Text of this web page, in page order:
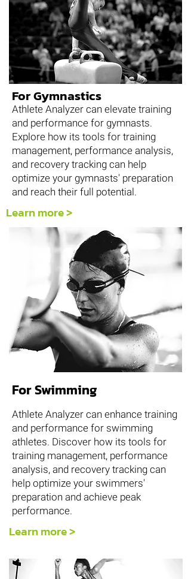
For Gymnastics
Athlete Analyzer can elevate training
and performance for gymnasts.
Explore how its tools for training
management, performance analysis,
and recovery tracking can help
optimize your gymnasts' preparation
and reach their full potential.
Learn more >
For Swimming
Athlete Analyzer can enhance training
and performance for swimming
athletes. Discover how its tools for
training management, performance
analysis, and recovery tracking can
help optimize your swimmers'
preparation and achieve peak
performance.
Learn more >